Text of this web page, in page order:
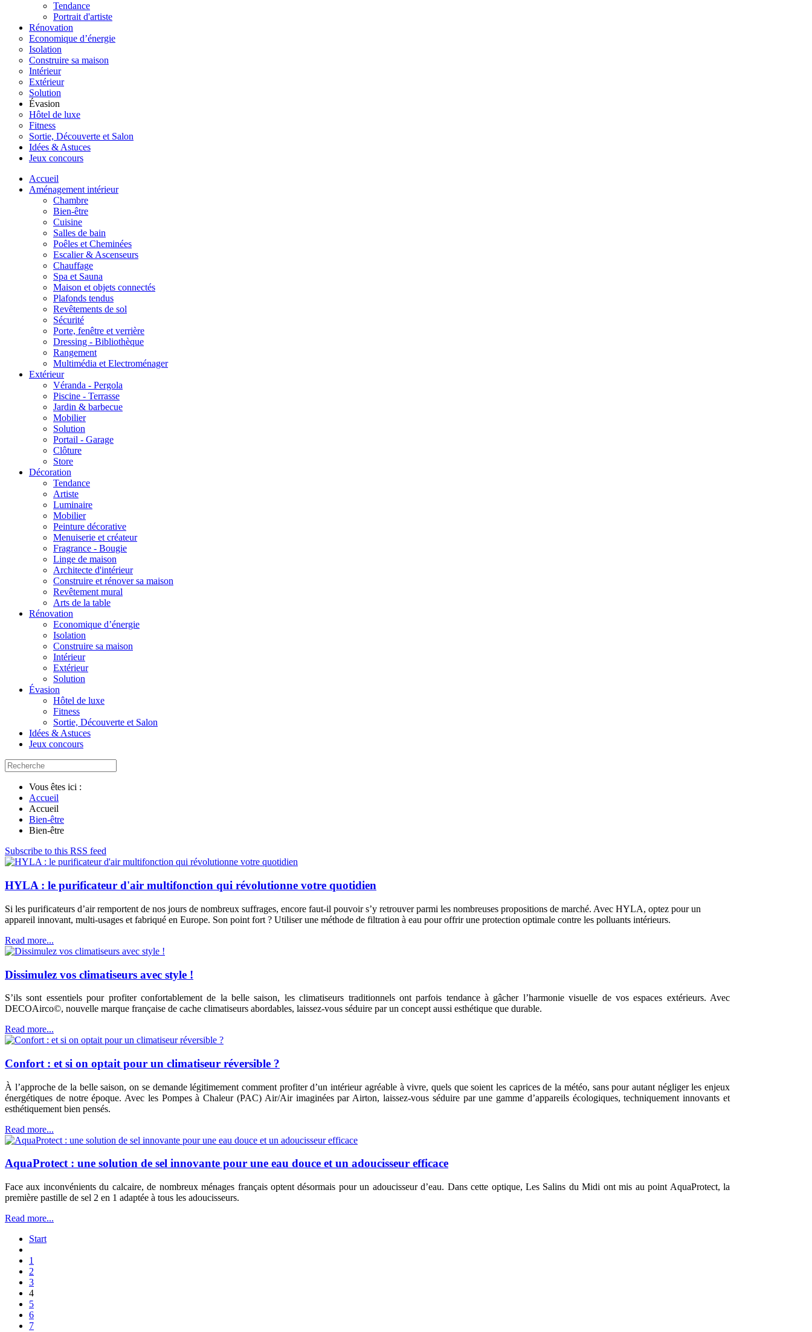
Tendance
Portrait d'artiste
Rénovation
Economique d’énergie
Isolation
Construire sa maison
Intérieur
Extérieur
Solution
Évasion
Hôtel de luxe
Fitness
Sortie, Découverte et Salon
Idées & Astuces
Jeux concours
Accueil
Aménagement intérieur
Chambre
Bien-être
Cuisine
Salles de bain
Poêles et Cheminées
Escalier & Ascenseurs
Chauffage
Spa et Sauna
Maison et objets connectés
Plafonds tendus
Revêtements de sol
Sécurité
Porte, fenêtre et verrière
Dressing - Bibliothèque
Rangement
Multimédia et Electroménager
Extérieur
Véranda - Pergola
Piscine - Terrasse
Jardin & barbecue
Mobilier
Solution
Portail - Garage
Clôture
Store
Décoration
Tendance
Artiste
Luminaire
Mobilier
Peinture décorative
Menuiserie et créateur
Fragrance - Bougie
Linge de maison
Architecte d'intérieur
Construire et rénover sa maison
Revêtement mural
Arts de la table
Rénovation
Economique d’énergie
Isolation
Construire sa maison
Intérieur
Extérieur
Solution
Évasion
Hôtel de luxe
Fitness
Sortie, Découverte et Salon
Idées & Astuces
Jeux concours
Vous êtes ici :
Accueil
Accueil
Bien-être
Bien-être
Subscribe to this RSS feed
HYLA : le purificateur d'air multifonction qui révolutionne votre quotidien
Si les purificateurs d’air remportent de nos jours de nombreux suffrages, encore faut-il pouvoir s’y retrouver parmi les nombreuses propositions de marché. Avec HYLA, optez pour un
appareil innovant, multi-usages et fabriqué en Europe. Son point fort ? Utiliser une méthode de filtration à eau pour offrir une protection optimale contre les polluants intérieurs.
Read more...
Dissimulez vos climatiseurs avec style !
S’ils sont essentiels pour profiter confortablement de la belle saison, les climatiseurs traditionnels ont parfois tendance à gâcher l’harmonie visuelle de vos espaces extérieurs. Avec
DECOAirco©, nouvelle marque française de cache climatiseurs abordables, laissez-vous séduire par un concept aussi esthétique que durable.
Read more...
Confort : et si on optait pour un climatiseur réversible ?
À l’approche de la belle saison, on se demande légitimement comment profiter d’un intérieur agréable à vivre, quels que soient les caprices de la météo, sans pour autant négliger les enjeux
énergétiques de notre époque. Avec les Pompes à Chaleur (PAC) Air/Air imaginées par Airton, laissez-vous séduire par une gamme d’appareils écologiques, techniquement innovants et
esthétiquement bien pensés.
Read more...
AquaProtect : une solution de sel innovante pour une eau douce et un adoucisseur efficace
Face aux inconvénients du calcaire, de nombreux ménages français optent désormais pour un adoucisseur d’eau. Dans cette optique, Les Salins du Midi ont mis au point AquaProtect, la
première pastille de sel 2 en 1 adaptée à tous les adoucisseurs.
Read more...
Start
1
2
3
4
5
6
7